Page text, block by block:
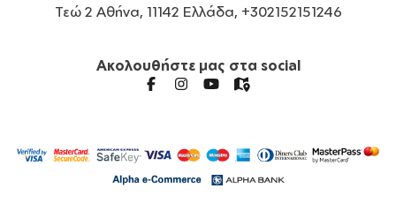
Τεώ 2 Αθήνα, 11142 Ελλάδα, +302152151246
Ακολουθήστε μας στα social